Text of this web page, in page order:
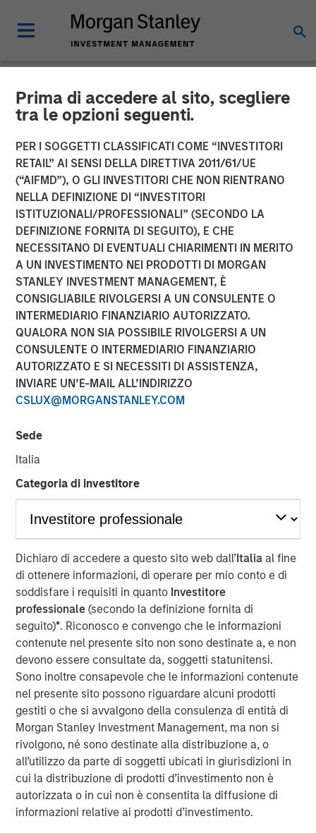
Prima di accedere al sito, scegliere
tra le opzioni seguenti.
PER I SOGGETTI CLASSIFICATI COME “INVESTITORI
RETAIL” AI SENSI DELLA DIRETTIVA 2011/61/UE
(“AIFMD”), O GLI INVESTITORI CHE NON RIENTRANO
NELLA DEFINIZIONE DI “INVESTITORI
ISTITUZIONALI/PROFESSIONALI” (SECONDO LA
DEFINIZIONE FORNITA DI SEGUITO), E CHE
NECESSITANO DI EVENTUALI CHIARIMENTI IN MERITO
A UN INVESTIMENTO NEI PRODOTTI DI MORGAN
STANLEY INVESTMENT MANAGEMENT, È
CONSIGLIABILE RIVOLGERSI A UN CONSULENTE O
INTERMEDIARIO FINANZIARIO AUTORIZZATO.
QUALORA NON SIA POSSIBILE RIVOLGERSI A UN
CONSULENTE O INTERMEDIARIO FINANZIARIO
AUTORIZZATO E SI NECESSITI DI ASSISTENZA,
INVIARE UN’E-MAIL ALL’INDIRIZZO
CSLUX@MORGANSTANLEY.COM
Sede
Italia
Categoria di investitore
Dichiaro di accedere a questo sito web dall’Italia al fine
di ottenere informazioni, di operare per mio conto e di
soddisfare i requisiti in quanto Investitore
professionale(secondo la definizione fornita di
seguito)*. Riconosco e convengo che le informazioni
contenute nel presente sito non sono destinate a, e non
devono essere consultate da, soggetti statunitensi.
Sono inoltre consapevole che le informazioni contenute
nel presente sito possono riguardare alcuni prodotti
gestiti o che si avvalgono della consulenza di entità di
Morgan Stanley Investment Management, ma non si
rivolgono, né sono destinate alla distribuzione a, o
all’utilizzo da parte di soggetti ubicati in giurisdizioni in
cui la distribuzione di prodotti d’investimento non è
autorizzata o in cui non è consentita la diffusione di
informazioni relative ai prodotti d’investimento.
NEWSROOM
SkyKick Announces $130
Million Financing to
Accelerate Cloud
Automation Platform
Globally
Morgan Stanley Investment Management joins current
investors in funding round to fuel platform innovation and
meet IT Services Providers’ demand for cloud automation
solutions.
14 SETTEMBRE 2021
SkyKick (skykick.com), a global provider of no-code and
low code cloud automation software for Information
that it closed a $130 million financing bringing its total
capital raised to over $200 million.
Demand for SkyKick’s newest product - Cloud Manager –
has surged over 1,000% in the past year, underpinning
rapid growth for SkyKick’s other cloud automation and
data protection products. The market for Cloud Managed
Services is estimated to grow to $116 Billion by 2025 at
an annual growth rate of 13.3%.1SMBs are expected to
adopt Cloud Managed Services at an even higher rate,
driven by their need to reduce operational costs and
streamline business processes. As a result, IT Services
Providers will continue to rapidly expand their cloud
support and security models to meet this need.
As SMBs continue to adopt SaaS applications and cloud
solutions like Microsoft 365, Zoom, Salesforce and Google